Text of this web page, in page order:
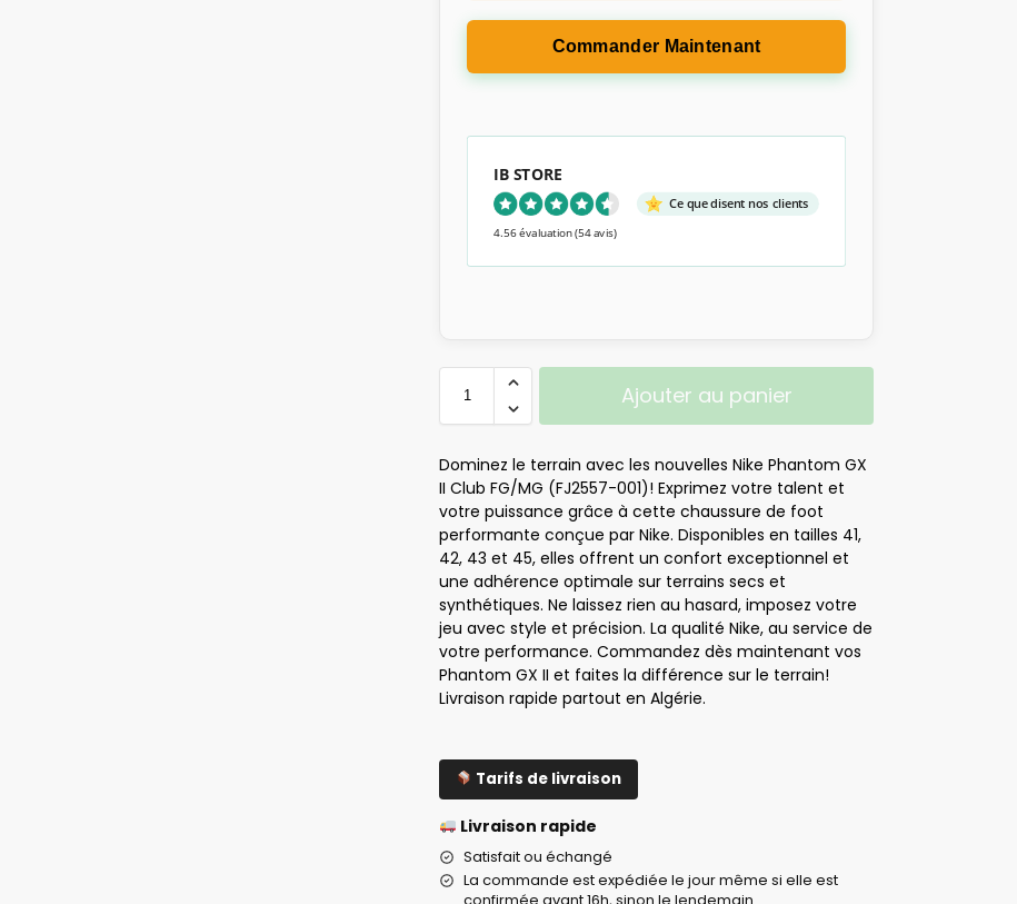
Commander Maintenant
IB STORE
Ce que disent nos clients
4.56 évaluation(54 avis)
Ajouter au panier
Dominez le terrain avec les nouvelles Nike Phantom GX
II Club FG/MG (FJ2557-001)! Exprimez votre talent et
votre puissance grâce à cette chaussure de foot
performante conçue par Nike. Disponibles en tailles 41,
42, 43 et 45, elles offrent un confort exceptionnel et
une adhérence optimale sur terrains secs et
synthétiques. Ne laissez rien au hasard, imposez votre
jeu avec style et précision. La qualité Nike, au service de
votre performance. Commandez dès maintenant vos
Phantom GX II et faites la différence sur le terrain!
Livraison rapide partout en Algérie.
Tarifs de livraison
Livraison rapide
Satisfait ou échangé
La commande est expédiée le jour même si elle est
confirmée avant 16h, sinon le lendemain